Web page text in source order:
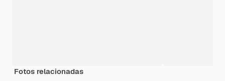
Fotos relacionadas